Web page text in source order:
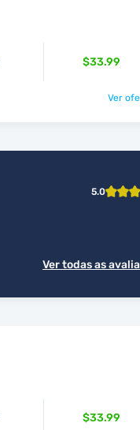
$33.99
Ver
5.0
Ver todas as
$33.99